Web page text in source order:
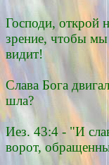
Господи, открой
зрение, чтобы
видит!
Слава Бога
шла?
Иез. 43:4 - "И
ворот,